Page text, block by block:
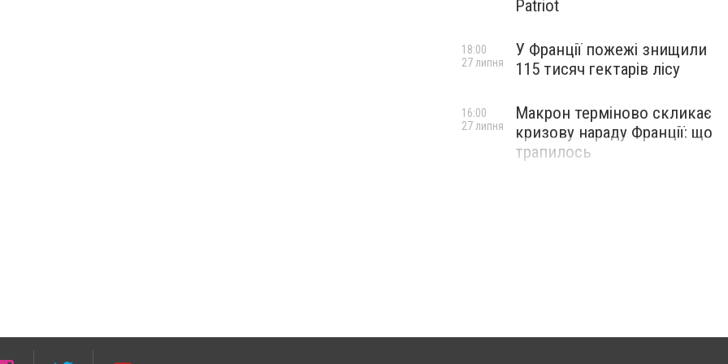
Patriot
У Франції пожежі знищили
115 тисяч гектарів лісу
18:00
27 липня
Макрон терміново скликає
кризову нараду Франції: що
трапилось
16:00
27 липня